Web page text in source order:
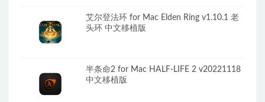
艾尔登法环 for Mac Elden Ring v1.10.1 老
头环 中文移植版
半条命2 for Mac HALF-LIFE 2 v20221118
中文移植版